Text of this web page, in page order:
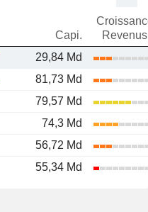
Capi.
Revenus
29,84 Md
81,73 Md
79,57 Md
74,3 Md
56,72 Md
55,34 Md